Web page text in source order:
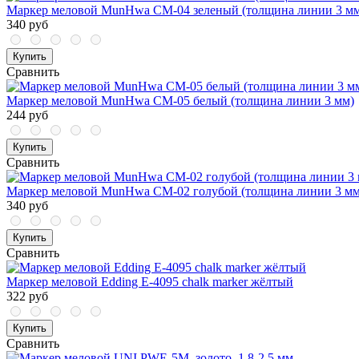
Маркер меловой MunHwa CM-04 зеленый (толщина линии 3
340 руб
Купить
Сравнить
Маркер меловой MunHwa CM-05 белый (толщина линии 3 мм)
244 руб
Купить
Сравнить
Маркер меловой MunHwa CM-02 голубой (толщина линии 3
340 руб
Купить
Сравнить
Маркер меловой Edding E-4095 chalk marker жёлтый
322 руб
Купить
Сравнить